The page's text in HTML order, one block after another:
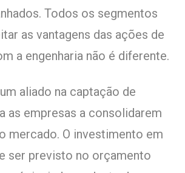
Todos os segmentos
as vantagens das ações de
a engenharia não é diferente.
aliado na captação de
as empresas a consolidarem
mercado. O investimento em
ser previsto no orçamento